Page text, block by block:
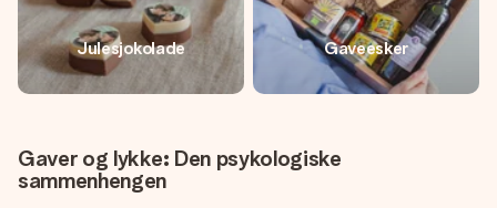
Julesjokolade Gaveesker
Gaver og lykke: Den psykologiske
sammenhengen